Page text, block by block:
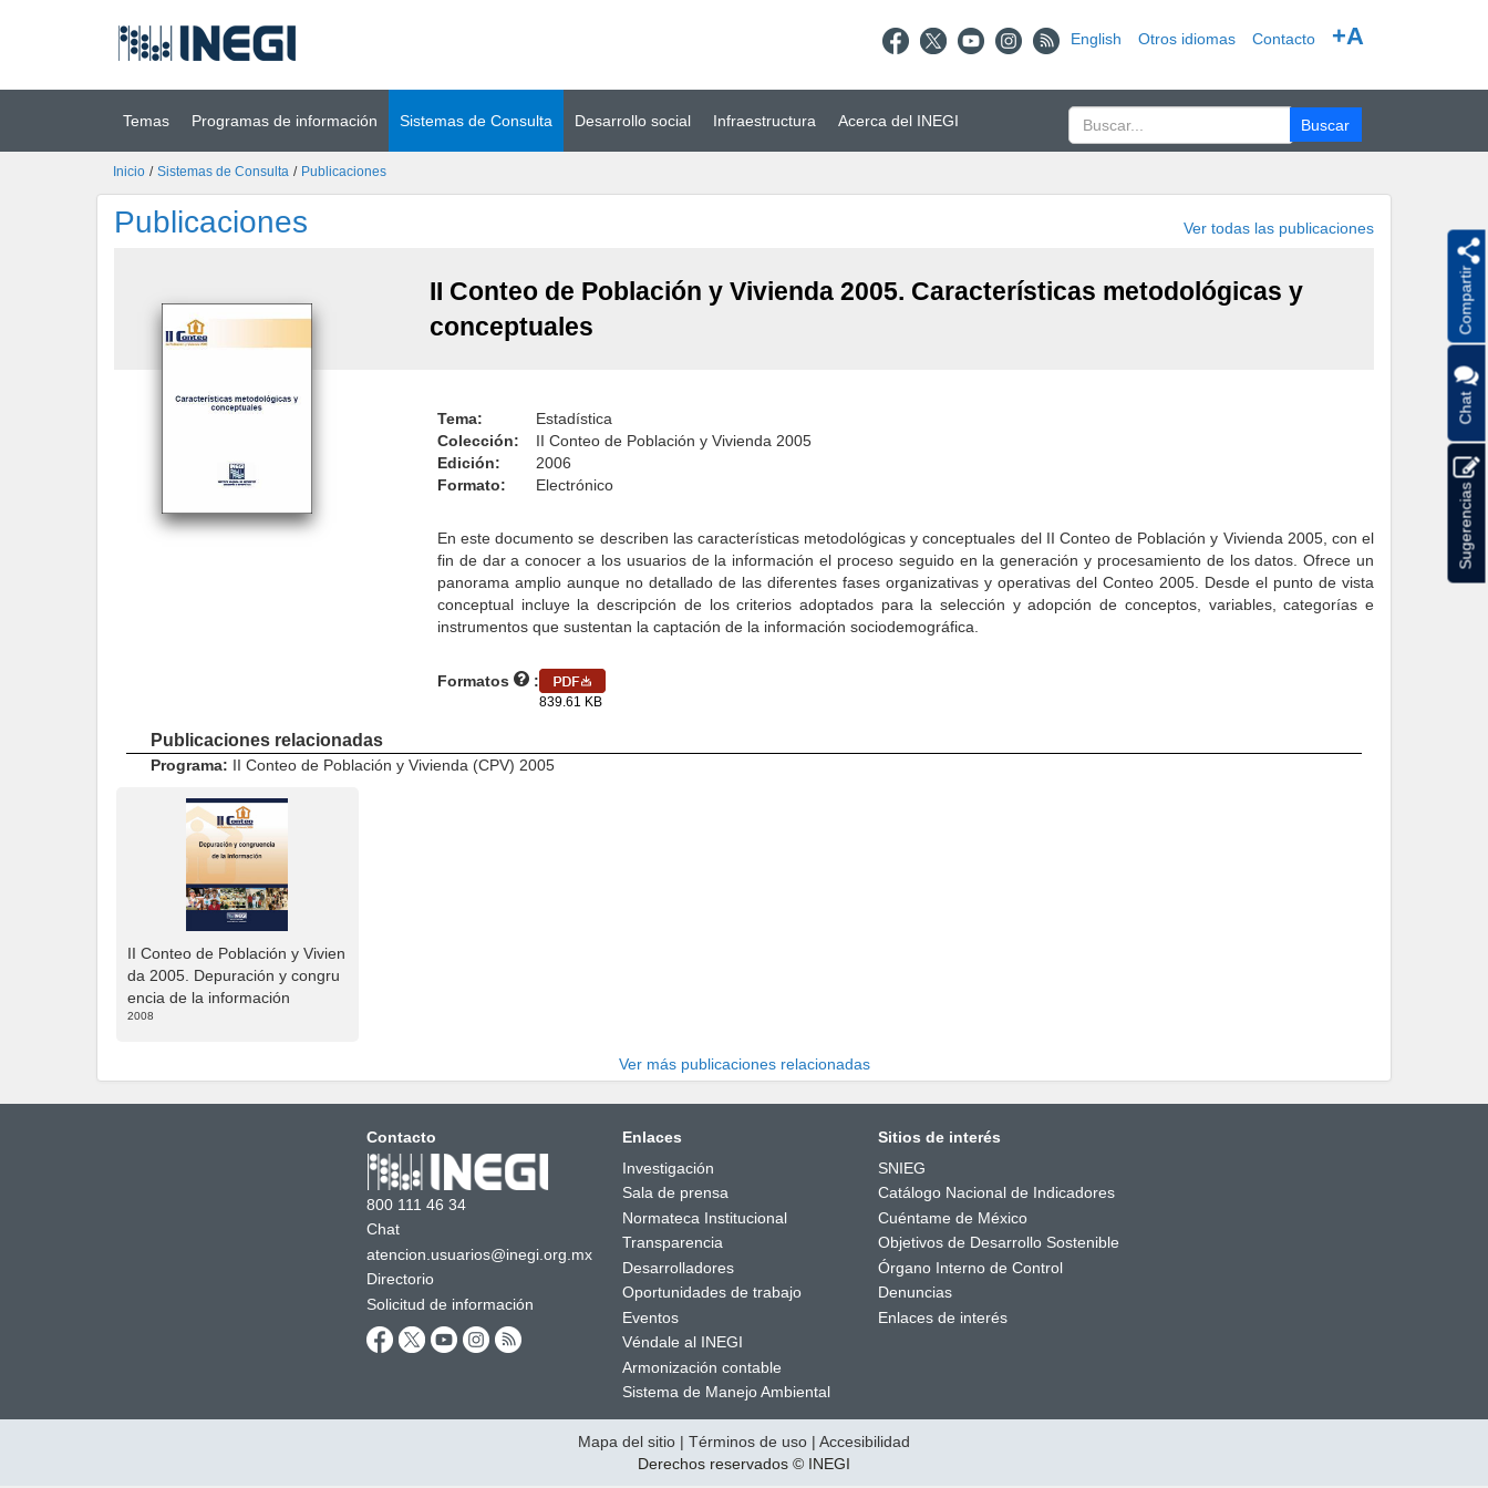
principal
(INEGI) English Otros idiomas Contacto +A
Temas Programas de información Sistemas de Consulta Desarrollo social Infraestructura Acerca del INEGI
Inicio / Sistemas de Consulta / Publicaciones
Publicaciones Ver todas las publicaciones
II Conteo de Población y Vivienda 2005. Características metodológicas y
conceptuales
Tema:
Estadística
Colección:
II Conteo de Población y Vivienda 2005
Edición:
2006
Formato:
Electrónico
En este documento se describen las características metodológicas y conceptuales del II Conteo de Población y Vivienda 2005, con el
fin de dar a conocer a los usuarios de la información el proceso seguido en la generación y procesamiento de los datos. Ofrece un
panorama amplio aunque no detallado de las diferentes fases organizativas y operativas del Conteo 2005. Desde el punto de vista
conceptual incluye la descripción de los criterios adoptados para la selección y adopción de conceptos, variables, categorías e
instrumentos que sustentan la captación de la información sociodemográfica.
Formatos :
839.61 KB
Publicaciones relacionadas
Programa: II Conteo de Población y Vivienda (CPV) 2005
II Conteo de Población y Vivien
da 2005. Depuración y congru
encia de la información
2008
Ver más publicaciones relacionadas
Contacto
800 111 46 34
Chat
atencion.usuarios@inegi.org.mx
Directorio
Solicitud de información
Enlaces
Investigación
Sala de prensa
Normateca Institucional
Transparencia
Desarrolladores
Oportunidades de trabajo
Eventos
Véndale al INEGI
Armonización contable
Sistema de Manejo Ambiental
Sitios de interés
SNIEG
Catálogo Nacional de Indicadores
Cuéntame de México
Objetivos de Desarrollo Sostenible
Órgano Interno de Control
Denuncias
Enlaces de interés
Mapa del sitio | Términos de uso | Accesibilidad
Derechos reservados © INEGI
Compartir
Chat
Sugerencias